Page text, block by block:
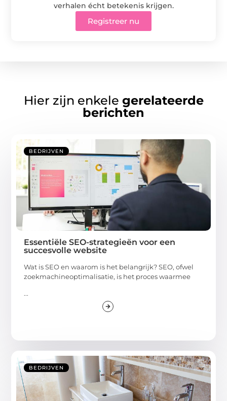
verhalen écht betekenis krijgen.
Registreer nu
Hier zijn enkele gerelateerde
berichten
BEDRIJVEN
Essentiële SEO-strategieën voor een
succesvolle website
Wat is SEO en waarom is het belangrijk? SEO, ofwel
zoekmachineoptimalisatie, is het proces waarmee
...
BEDRIJVEN